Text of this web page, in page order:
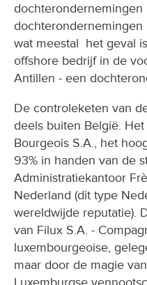
dochterondernemingen
dochterondernemingen
wat meestal het geval
offshore bedrijf in de
Antillen - een
De controleketen van
deels buiten België.
Bourgeois S.A., het
93% in handen van de
Administratiekantoor
Nederland (dit type
wereldwijde reputatie).
van Filux S.A. -
luxembourgeoise,
maar door de magie